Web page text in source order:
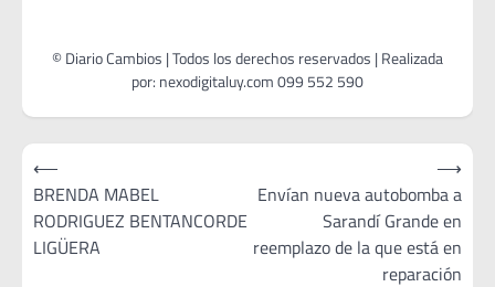
intimaciones telefónicas ni
mucho menos depósitos en
efectivo para evitarlas. La
única manera de intimar es
mediante presencia de
inspectores…
Navegación
de
entradas
⟵
BRENDA MABEL
RODRIGUEZ BENTANCORDE
LIGÜERA
Envían nueva autobomba a
Sarandí Grande en
reemplazo de la que está en
reparación
⟶